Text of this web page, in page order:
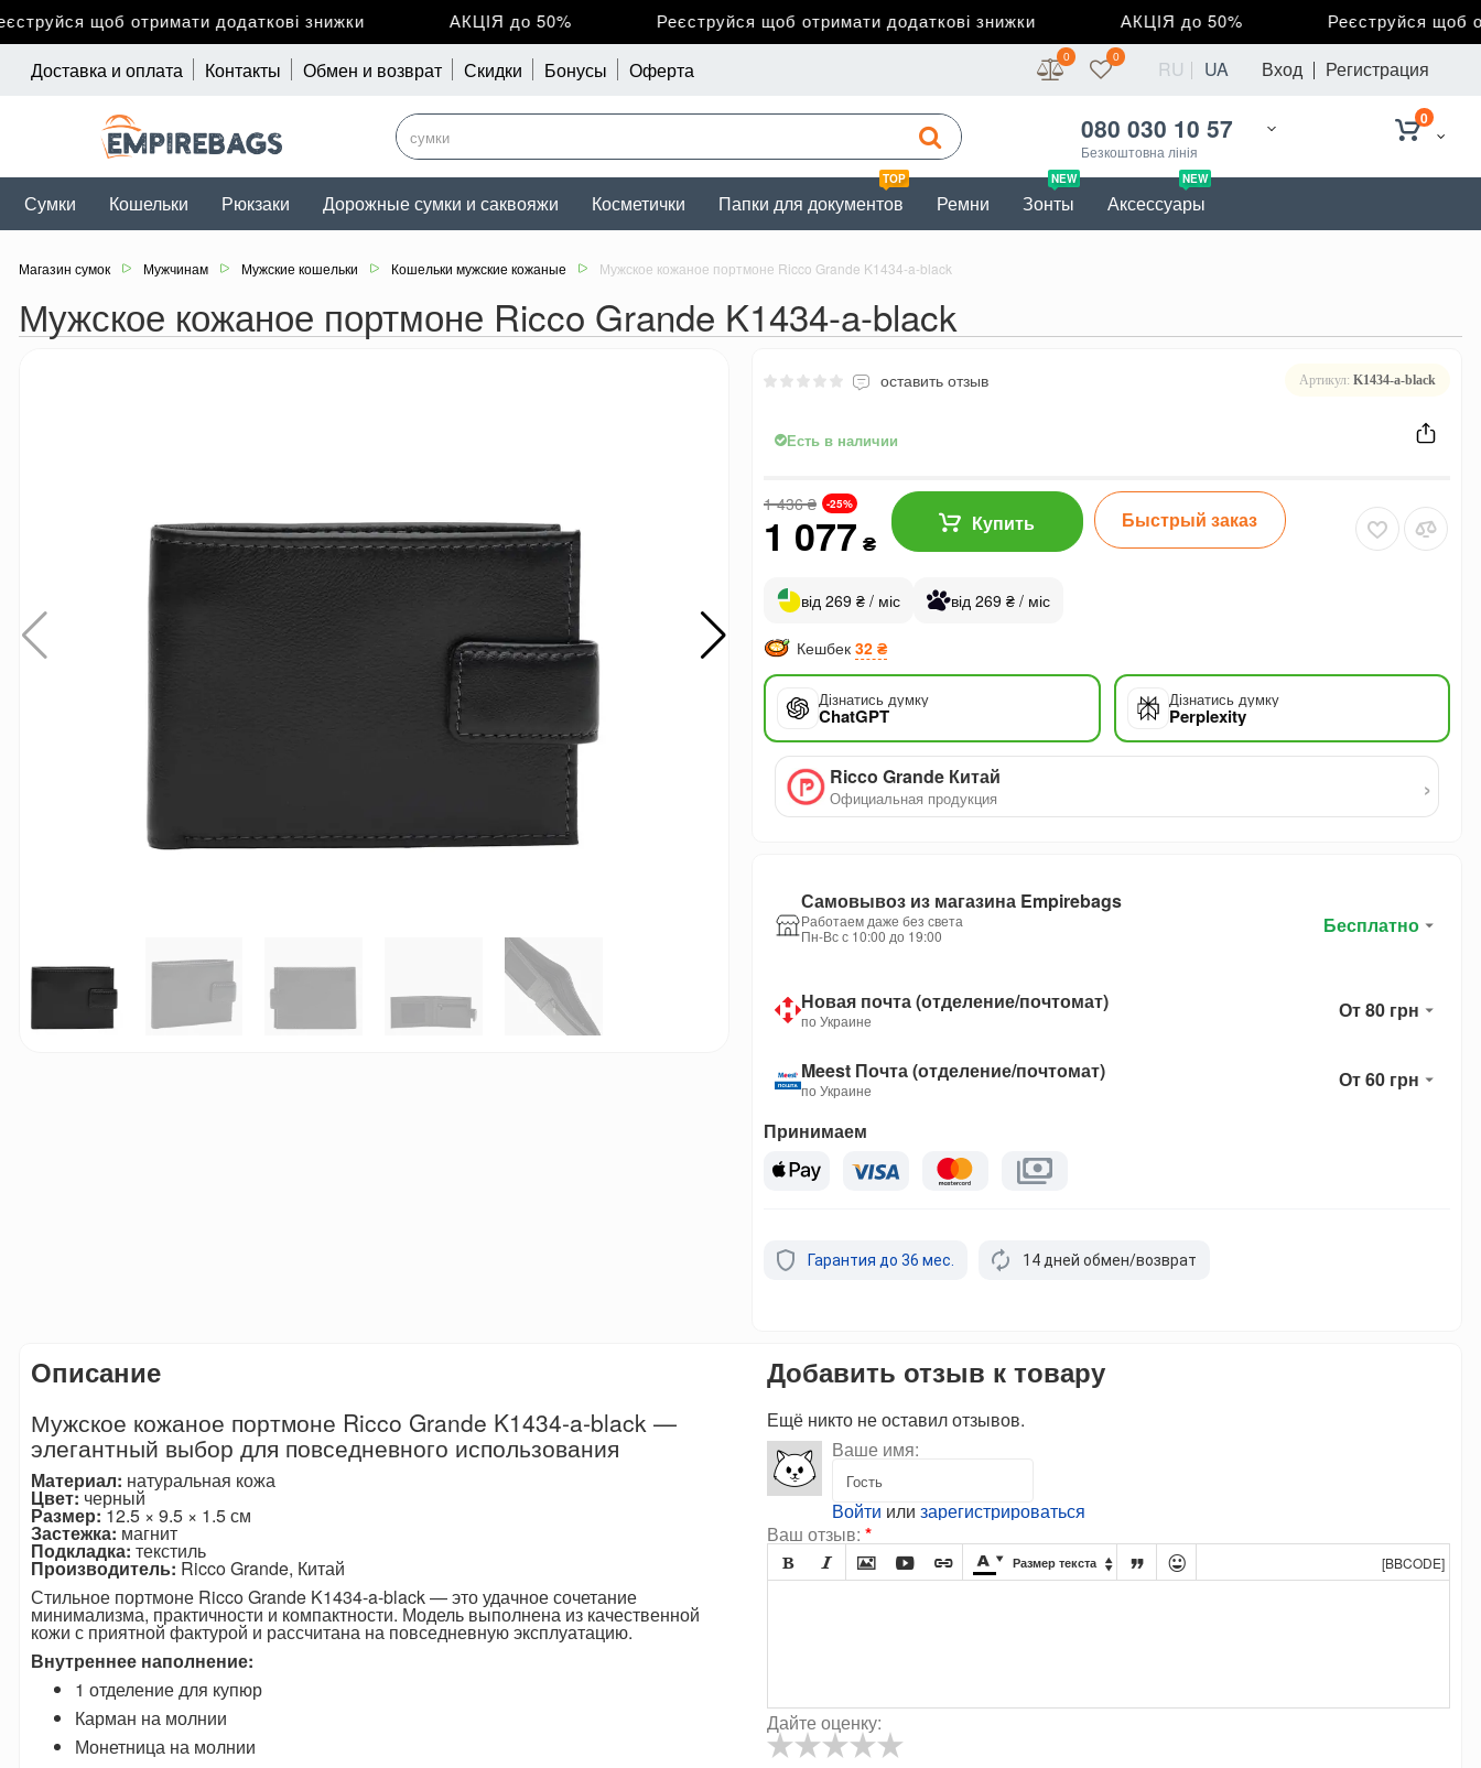
щоб отримати додаткові знижки АКЦІЯ до 50% Реєструйся щоб отримати додаткові знижки АКЦІЯ до 50% Реєструйся щоб
Доставка и оплата Контакты Обмен и возврат Скидки Бонусы Оферта Вход Регистрация
0 0 RU UA
080 030 10 57
Безкоштовна лінія
0
Сумки Кошельки Рюкзаки Дорожные сумки и саквояжи Косметички
TOP
Папки для документов Ремни
NEW
Зонты
NEW
Аксессуары
Магазин сумок Мужчинам Мужские кошельки Кошельки мужские кожаные Мужское кожаное портмоне Ricco Grande K1434-a-black
Мужское кожаное портмоне Ricco Grande K1434-a-black
оставить отзыв Артикул: K1434-a-black
Есть в наличии
1 436₴ -25%
1 077 ₴
Купить Быстрый заказ
від 269 ₴ / міс від 269 ₴ / міс
Кешбек 32 ₴
Дізнатись думку
ChatGPT
Дізнатись думку
Perplexity
Ricco Grande Китай
Официальная продукция ›
Самовывоз из магазина Empirebags
Работаем даже без света
Пн-Вс с 10:00 до 19:00
Бесплатно
Новая почта (отделение/почтомат)
по Украине От 80 грн
Meest Почта (отделение/почтомат)
по Украине От 60 грн
Принимаем
Гарантия до 36 мес. 14 дней обмен/возврат
Описание
Мужское кожаное портмоне Ricco Grande K1434-a-black —
элегантный выбор для повседневного использования
Материал: натуральная кожа
Цвет: черный
Размер:12.5 × 9.5 × 1.5 см
Застежка: магнит
Подкладка: текстиль
Производитель: Ricco Grande, Китай
Стильное портмоне Ricco Grande K1434-a-black — это удачное сочетание
минимализма, практичности и компактности. Модель выполнена из качественной
кожи с приятной фактурой и рассчитана на повседневную эксплуатацию.
Внутреннее наполнение:
1 отделение для купюр
Карман на молнии
Монетница на молнии
Добавить отзыв к товару
Ещё никто не оставил отзывов.
Ваше имя:
Войти или зарегистрироваться
Ваш отзыв: *
       Размер текста    [BBCODE]
Дайте оценку: